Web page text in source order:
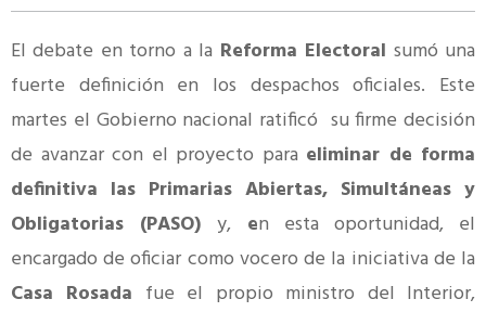
El debate en torno a la Reforma Electoral sumó una
fuerte definición en los despachos oficiales. Este
martes el Gobierno nacional ratificó su firme decisión
de avanzar con el proyecto para eliminar de forma
definitiva las Primarias Abiertas, Simultáneas y
Obligatorias (PASO)y, en esta oportunidad, el
encargado de oficiar como vocero de la iniciativa de la
Casa Rosada fue el propio ministro del Interior,